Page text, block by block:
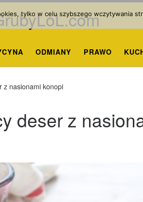
ODMIANY PRAWO
z nasionami konopi
deser z
tylko w celu szybszego wczytywania